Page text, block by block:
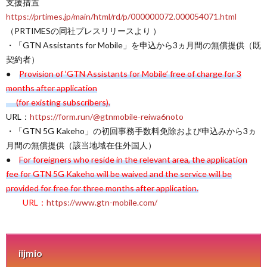
https://prtimes.jp/main/html/rd/p/000000072.000054071.html
（PRTIMESの同社プレスリリースより ）
・「GTN Assistants for Mobile」を申込から3ヵ月間の無償提供（既
契約者）
● Provision of ‘GTN Assistants for Mobile’ free of charge for 3
months after application
(for existing subscribers).
URL： https://form.run/@gtnmobile-reiwa6noto
・「GTN 5G Kakeho」の初回事務手数料免除および申込みから3ヵ
月間の無償提供（該当地域在住外国人）
● For foreigners who reside in the relevant area, the application
fee for GTN 5G Kakeho will be waived and the service will be
provided for free for three months after application.
URL： https://www.gtn-mobile.com/
iijmio